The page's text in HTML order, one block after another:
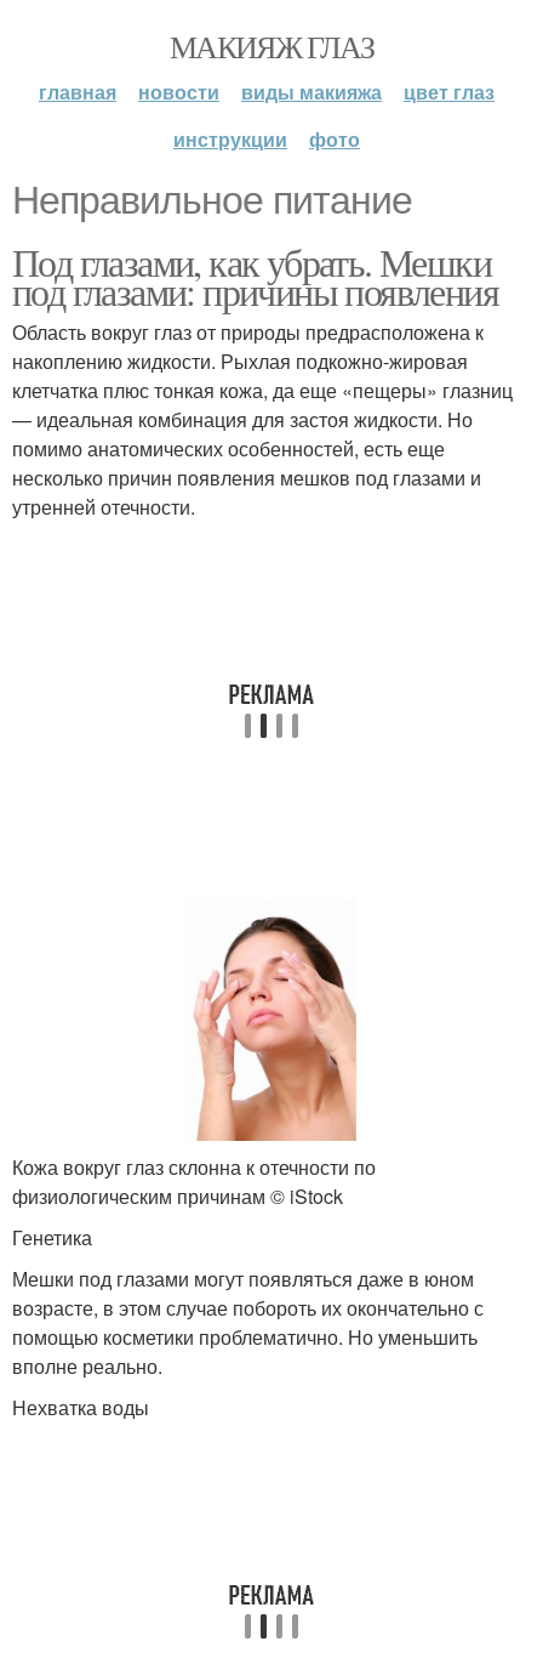
МАКИЯЖ ГЛАЗ
главная новости виды макияжа
цвет глаз
инструкции
фото
Неправильное питание
Под глазами, как убрать. Мешки
под глазами: причины появления
Область вокруг глаз от природы предрасположена к
накоплению жидкости. Рыхлая подкожно-жировая
клетчатка плюс тонкая кожа, да еще «пещеры» глазниц
— идеальная комбинация для застоя жидкости. Но
помимо анатомических особенностей, есть еще
несколько причин появления мешков под глазами и
утренней отечности.
Кожа вокруг глаз склонна к отечности по
физиологическим причинам © iStock
Генетика
Мешки под глазами могут появляться даже в юном
возрасте, в этом случае побороть их окончательно с
помощью косметики проблематично. Но уменьшить
вполне реально.
Нехватка воды